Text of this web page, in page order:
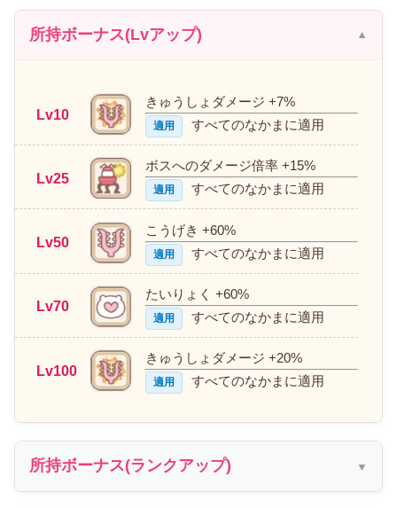
所持ボーナス(Lvアップ)
Lv10
きゅうしょダメージ +7%
適用 すべてのなかまに適用
Lv25
ボスへのダメージ倍率 +15%
適用 すべてのなかまに適用
Lv50
こうげき +60%
適用 すべてのなかまに適用
Lv70
たいりょく +60%
適用 すべてのなかまに適用
Lv100
きゅうしょダメージ +20%
適用 すべてのなかまに適用
所持ボーナス(ランクアップ)